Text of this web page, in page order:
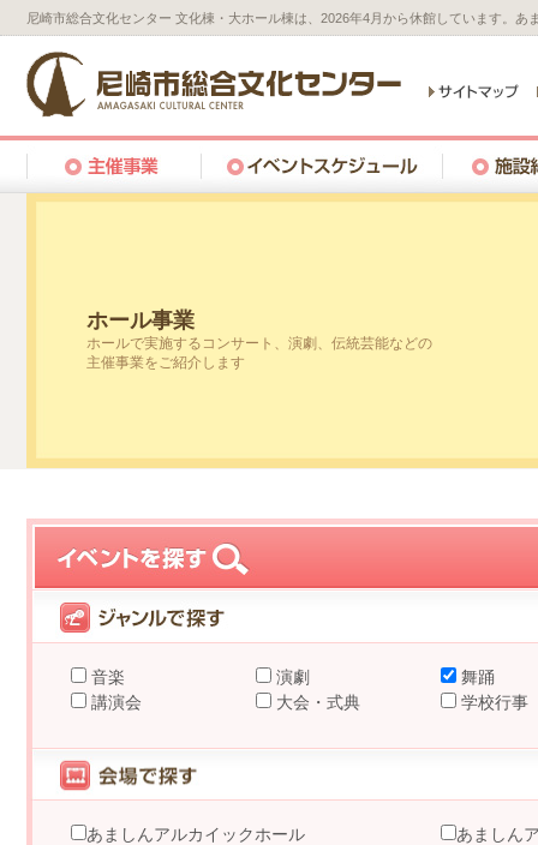
尼崎市総合文化センター 文化棟・大ホール棟は、2026年4月から休館しています。
ホール事業
ホールで実施するコンサート、演劇、伝統芸能などの
主催事業をご紹介します
音楽 演劇
舞踊
講演会
大会・式典 学校行事
あましんアルカイックホール
あましん